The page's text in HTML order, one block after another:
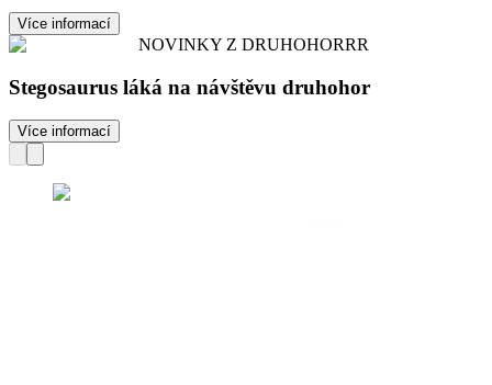
Více informací
NOVINKY Z DRUHOHORRR
Stegosaurus láká na návštěvu druhohor
Více informací